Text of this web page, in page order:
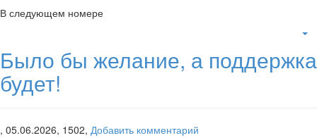
В следующем номере
Было бы желание, а поддержка
будет!
, 05.06.2026, 1502, Добавить комментарий